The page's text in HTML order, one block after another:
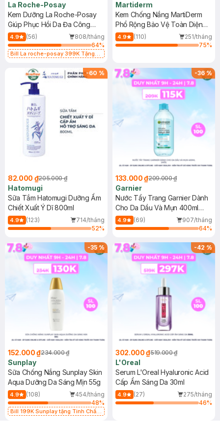
La Roche-Posay
Kem Dưỡng La Roche-Posay
Giúp Phục Hồi Da Đa Công
Dụng 40ml
4.9 (56)
808/tháng
64%
Bill La roche-posay 399K Tặng
(SL có hạn)
Martiderm
Kem Chống Nắng MartiDerm
Phổ Rộng Bảo Vệ Toàn Diện
40ml
4.9 (110)
251/tháng
75%
-60 %
82.000 ₫205.000 ₫
Hatomugi
Sữa Tắm Hatomugi Dưỡng Ẩm
Chiết Xuất Ý Dĩ 800ml
4.9 (123)
714/tháng
52%
-36%
133.000 ₫209.000 ₫
Garnier
Nước Tẩy Trang Garnier Dành
Cho Da Dầu Và Mụn 400ml
(Mới)
4.9 (69)
907/tháng
64%
-35%
152.000 ₫234.000 ₫
Sunplay
Sữa Chống Nắng Sunplay Skin
Aqua Dưỡng Da Sáng Mịn 55g
4.9 (108)
454/tháng
48%
Bill 199K Sunplay tặng Tinh Chất
-42%
302.000 ₫519.000 ₫
L'Oreal
Serum L'Oreal Hyaluronic Acid
Cấp Ẩm Sáng Da 30ml
4.9 (27)
275/tháng
46%